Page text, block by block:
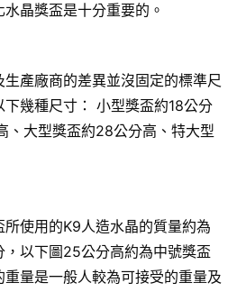
晶獎盃是十分重要的。
產廠商的差異並沒固定的標準尺
幾種尺寸： 小型獎盃約18公分
、大型獎盃約28公分高、特大型
使用的K9人造水晶的質量約為
以下圖25公分高約為中號獎盃
量是一般人較為可接受的重量及